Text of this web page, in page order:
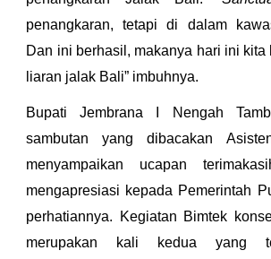
penangkaran, tetapi di dalam
Dan ini berhasil, makanya hari ini
liaran jalak Bali” imbuhnya.
Bupati Jembrana I Nengah
sambutan yang dibacakan
menyampaikan ucapan
mengapresiasi kepada Pemerintah
perhatiannya. Kegiatan Bimtek
merupakan kali kedua yang